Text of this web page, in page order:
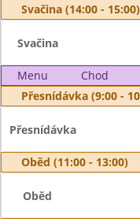
Svačina (14:00 - 15:00)
Svačina
Menu Chod
Přesnídávka (9:00 -
Přesnídávka
Oběd (11:00 - 13:00)
Oběd